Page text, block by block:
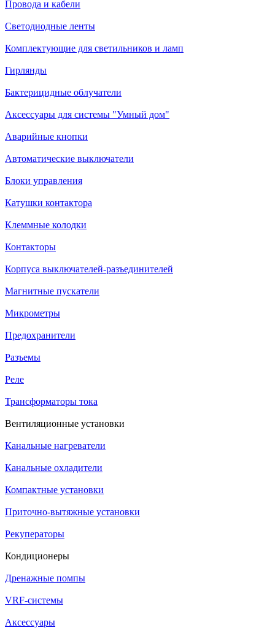
Провода и кабели
Светодиодные ленты
Комплектующие для светильников и ламп
Гирлянды
Бактерицидные облучатели
Аксессуары для системы "Умный дом"
Аварийные кнопки
Автоматические выключатели
Блоки управления
Катушки контактора
Клеммные колодки
Контакторы
Корпуса выключателей-разъединителей
Магнитные пускатели
Микрометры
Предохранители
Разъемы
Реле
Трансформаторы тока
Вентиляционные установки
Канальные нагреватели
Канальные охладители
Компактные установки
Приточно-вытяжные установки
Рекуператоры
Кондиционеры
Дренажные помпы
VRF-системы
Аксессуары